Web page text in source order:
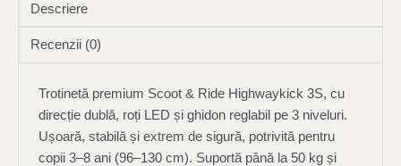
Descriere
Recenzii (0)
Trotinetă premium Scoot & Ride Highwaykick 3S, cu
direcție dublă, roți LED și ghidon reglabil pe 3 niveluri.
Ușoară, stabilă și extrem de sigură, potrivită pentru
copii 3–8 ani (96–130 cm). Suportă până la 50 kg și